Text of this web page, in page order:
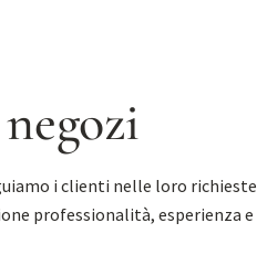
i clienti nelle loro richieste
professionalità, esperienza e